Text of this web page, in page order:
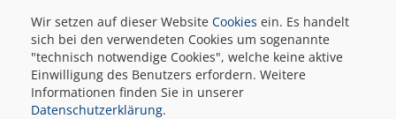
Wir setzen auf dieser Website Cookies ein. Es handelt
sich bei den verwendeten Cookies um sogenannte
"technisch notwendige Cookies", welche keine aktive
Einwilligung des Benutzers erfordern. Weitere
Informationen finden Sie in unserer
Datenschutzerklärung.